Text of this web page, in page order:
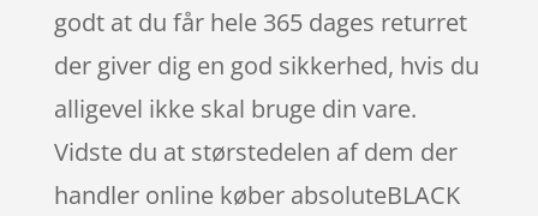
godt at du får hele 365 dages returret
der giver dig en god sikkerhed, hvis du
alligevel ikke skal bruge din vare.
Vidste du at størstedelen af dem der
handler online køber absoluteBLACK